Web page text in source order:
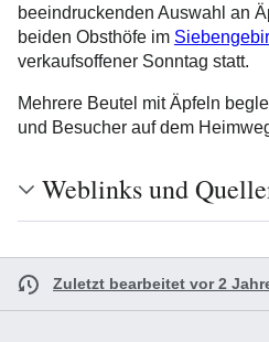
beeindruckenden Auswahl an
beiden Obsthöfe im
verkaufsoffener Sonntag statt.
Mehrere Beutel mit Äpfeln
und Besucher auf dem
Weblinks und
Zuletzt bearbeitet vor 2